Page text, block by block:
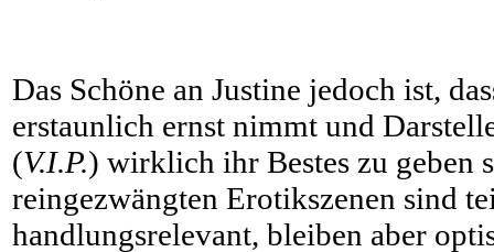
Das Schöne an Justine jedoch ist,
erstaunlich ernst nimmt und
(V.I.P.) wirklich ihr Bestes zu geben
reingezwängten Erotikszenen sind
handlungsrelevant, bleiben aber